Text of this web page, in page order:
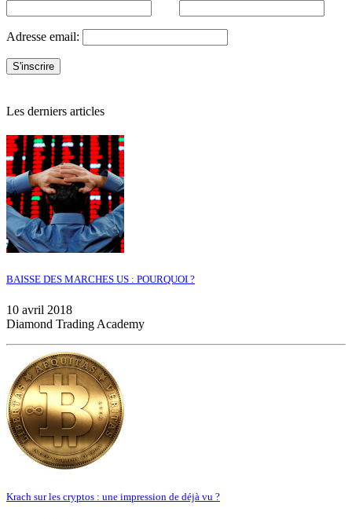
Adresse email:
Les derniers articles
BAISSE DES MARCHES US : POURQUOI ?
10 avril 2018
Diamond Trading Academy
Krach sur les cryptos : une impression de déjà vu ?